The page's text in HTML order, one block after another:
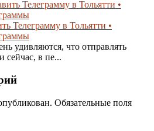
Телеграмму в Тольятти •
удивляются, что отправлять
сейчас, в пе...
Обязательные поля